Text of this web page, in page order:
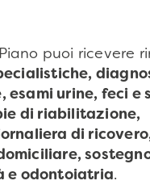
puoi ricevere
esami urine, feci e
di riabilitazione,
di
e odontoiatria.